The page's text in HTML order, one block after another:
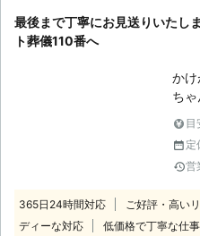
の
前
こ
け
たす
に
て
ット
少
静岡県 沼津市 2016年12月31日
最後まで丁寧にお見送りいた
ト葬儀110番へ
か
ち
に
っ
よ
い
族の
をご提
目
定
営
365日24時間対応 ご好評・高い
ディーな対応
低価格で丁寧な仕事